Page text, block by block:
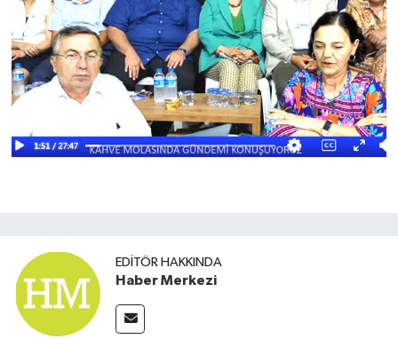
EDITÖR HAKKINDA
Haber Merkezi